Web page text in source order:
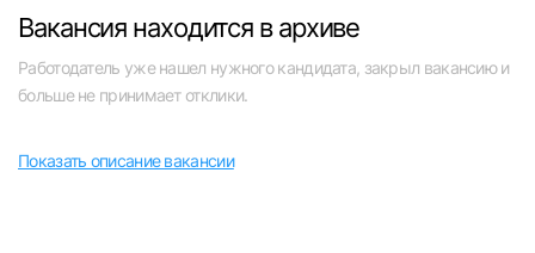
Челябинск
Пермь
Вакансия находится в архиве
Работодатель уже нашел нужного кандидата, закрыл вакансию и
больше не принимает отклики.
Показать описание вакансии